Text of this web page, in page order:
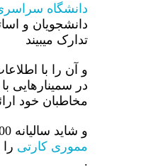
دانشگاه
دانشجویان و
تدارک میبیند
و آن را با
در سمینارهایی
مخاطبان خود
و شاید سالیانه 600 الی 700 عدد
مموری کارتی
.